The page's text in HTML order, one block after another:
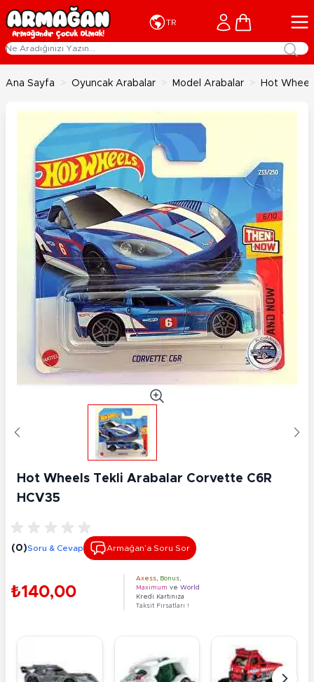
İçeriğe geç
TR Cart
Ana Sayfa > Oyuncak Arabalar > Model Arabalar > Hot
Hot Wheels Tekli Arabalar Corvette C6R
HCV35
(0)Soru & Cevap Armağan’a Soru Sor
₺140,00
Axess Bonus
Maximum ve World
Kredi Kartınıza
Taksit Fırsatları !